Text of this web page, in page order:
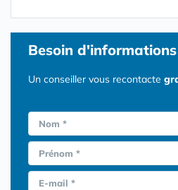
Besoin d'informations
Un conseiller vous recontacte
Nom *
Prénom *
E-mail *